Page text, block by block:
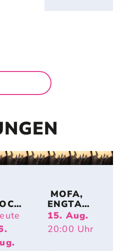
MOFA,
ENGTANZ
,
BUNDESJ
UGENDS
15. Aug.
20:00 Uhr